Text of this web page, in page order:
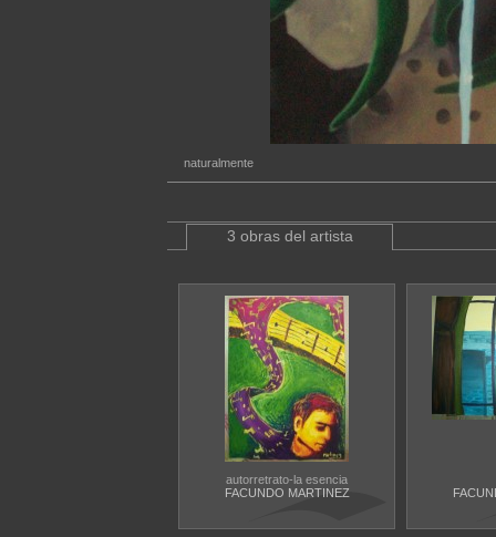
naturalmente
3 obras del artista
autorretrato-la esencia
FACUNDO MARTINEZ